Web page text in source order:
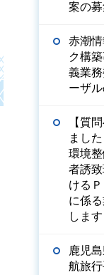
案の
赤潮
ク構
義業
ーザ
【質
まし
環境
者誘
ける
に係
します
鹿児
航旅